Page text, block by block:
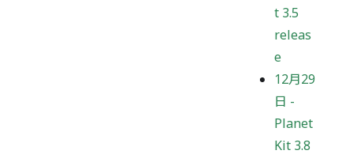
t 3.5
releas
e
12月29
日 -
Planet
Kit 3.8